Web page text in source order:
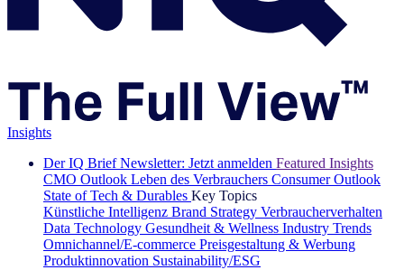
Insights
Der IQ Brief Newsletter: Jetzt anmelden Featured Insights
CMO Outlook Leben des Verbrauchers Consumer Outlook
State of Tech & Durables Key Topics
Künstliche Intelligenz Brand Strategy Verbraucherverhalten
Data Technology Gesundheit & Wellness Industry Trends
Omnichannel/E-commerce Preisgestaltung & Werbung
Produktinnovation Sustainability/ESG